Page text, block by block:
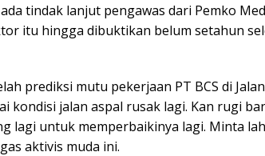
tindak lanjut pengawas dari Pemko
itu hingga dibuktikan belum setahun
prediksi mutu pekerjaan PT BCS di
kondisi jalan aspal rusak lagi. Kan rugi
lagi untuk memperbaikinya lagi. Minta
aktivis muda ini.